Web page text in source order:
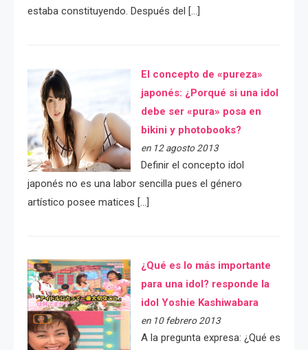
estaba constituyendo. Después del […]
El concepto de «pureza»
japonés: ¿Porqué si una idol
debe ser «pura» posa en
bikini y photobooks?
en 12 agosto 2013
Definir el concepto idol
japonés no es una labor sencilla pues el género
artístico posee matices […]
¿Qué es lo más importante
para una idol? responde la
idol Yoshie Kashiwabara
en 10 febrero 2013
A la pregunta expresa: ¿Qué es